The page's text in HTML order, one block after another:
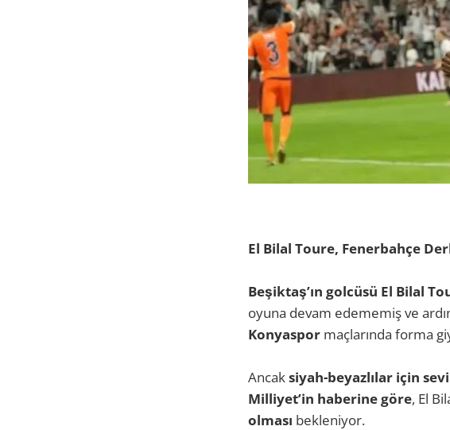
El Bilal Toure, Fenerbahçe
Beşiktaş’ın golcüsü El Bilal
oyuna devam edememiş ve
Konyaspor maçlarında forma
Ancaksiyah-beyazlılar için
Milliyet’in haberine göre, El
olması bekleniyor.